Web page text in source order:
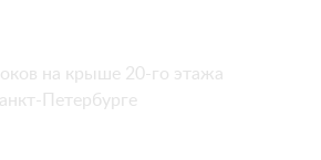
на крыше 20-го этажа
Петербурге